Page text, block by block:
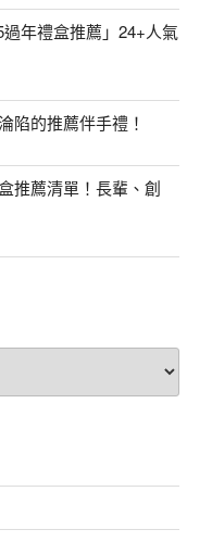
年禮盒推薦」24+人氣
陷的推薦伴手禮！
推薦清單！長輩、創